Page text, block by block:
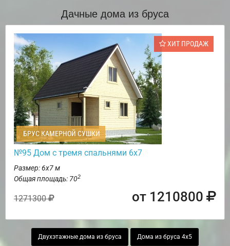
Дачные дома из бруса
ХИТ ПРОДАЖ
БРУС КАМЕРНОЙ СУШКИ
№95 Дом с тремя спальнями 6х7
Размер: 6х7 м
Общая площадь: 702
1271300 от 1210800
Двухэтажные дома из бруса Дома из бруса 4х5